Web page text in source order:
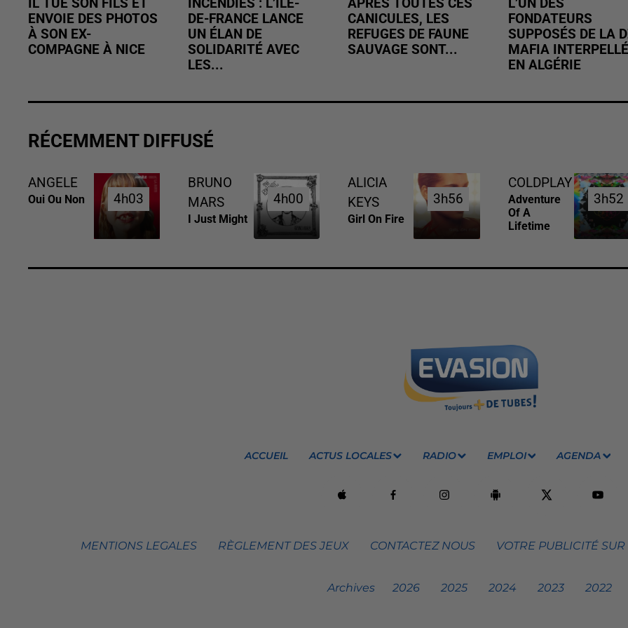
IL TUE SON FILS ET
ENVOIE DES PHOTOS
À SON EX-
COMPAGNE À NICE
INCENDIES : L’ÎLE-
DE-FRANCE LANCE
UN ÉLAN DE
SOLIDARITÉ AVEC
LES...
APRÈS TOUTES CES
CANICULES, LES
REFUGES DE FAUNE
SAUVAGE SONT...
L’UN DES
FONDATEURS
SUPPOSÉS DE LA
MAFIA INTERPELLÉ
EN ALGÉRIE
RÉCEMMENT DIFFUSÉ
ANGELE
Oui Ou Non 4h03
4h03
BRUNO
MARS
I Just Might
4h00
4h00
ALICIA
KEYS
Girl On Fire
3h56
3h56
COLDPLAY
Adventure
Of A
Lifetime
3h52
3h52
ACCUEIL ACTUS LOCALES RADIO EMPLOI AGENDA
MENTIONS LEGALES RÈGLEMENT DES JEUX CONTACTEZ NOUS VOTRE PUBLICITÉ
Archives 2026 2025 2024 2023 2022